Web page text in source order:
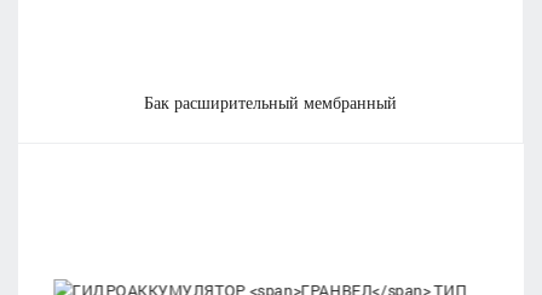
бак расширительный мембранный